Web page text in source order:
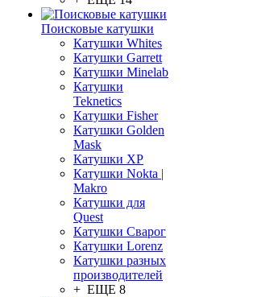
Поисковые катушки
Катушки Whites
Катушки Garrett
Катушки Minelab
Катушки
Teknetics
Катушки Fisher
Катушки Golden
Mask
Катушки XP
Катушки Nokta |
Makro
Катушки для
Quest
Катушки Сварог
Катушки Lorenz
Катушки разных
производителей
+ ЕЩЕ 8